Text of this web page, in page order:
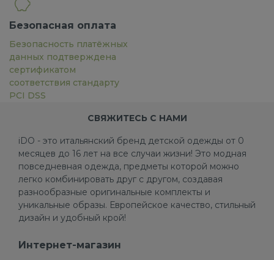
Безопасная оплата
Безопасность платёжных
данных подтверждена
сертификатом
соответствия стандарту
PCI DSS
СВЯЖИТЕСЬ С НАМИ
iDO - это итальянский бренд детской одежды от 0
месяцев до 16 лет на все случаи жизни! Это модная
повседневная одежда, предметы которой можно
легко комбинировать друг с другом, создавая
разнообразные оригинальные комплекты и
уникальные образы. Европейское качество, стильный
дизайн и удобный крой!
Интернет-магазин